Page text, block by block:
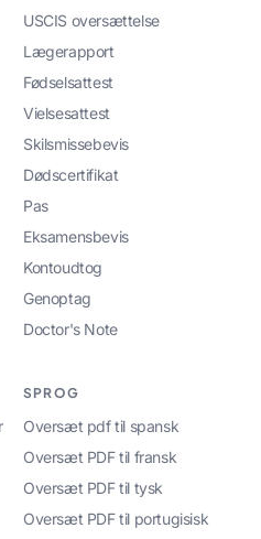
USCIS oversættelse
Lægerapport
Fødselsattest
Vielsesattest
Skilsmissebevis
Dødscertifikat
Pas
Eksamensbevis
Kontoudtog
Genoptag
Doctor's Note
SPROG
Oversæt pdf til spansk
Oversæt PDF til fransk
Oversæt PDF til tysk
Oversæt PDF til portugisisk